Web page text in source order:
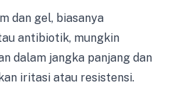
dan gel, biasanya
antibiotik, mungkin
dalam jangka panjang dan
iritasi atau resistensi.